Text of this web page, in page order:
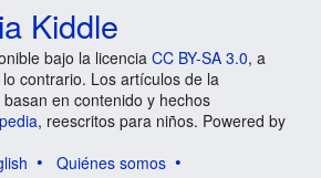
Kiddle
bajo la licencia CC BY-SA 3.0, a
contrario. Los artículos de la
en contenido y hechos
, reescritos para niños. Powered by
Quiénes somos